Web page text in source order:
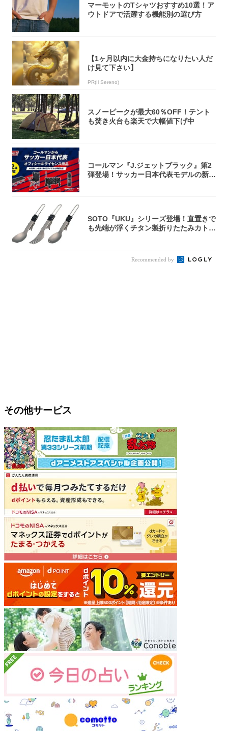
マーモットのTシャツおすすめ10選！ア
ウトドアで活躍する機能別の選び方
【1ヶ月以内に大金持ちになりたい人だ
け見て下さい】
PR(Il Sereno)
スノーピークが最大60％OFF！テント
も焚き火台も楽天で大幅値下げ中
コールマン『J.ジェットブラック』第2
弾登場！サッカー日本代表モデルの新作
SOTO『UKU』シリーズ登場！直置きで
も先端が浮くチタン製折りたたみカトラ
Recommended by
その他サービス